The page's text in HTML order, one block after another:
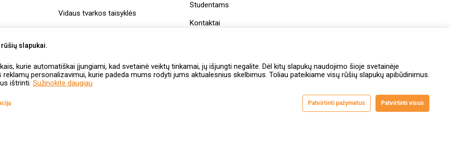
slapukai.
kurie automatiškai įjungiami, kad svetainė veiktų tinkamai, jų išjungti negalite. Dėl kitų slapukų naudojimo šioje svetainėje
personalizavimui, kurie padeda mums rodyti jums aktualesnius skelbimus. Toliau pateikiame visų rūšių slapukų apibūdinimus.
ištrinti. Sužinokite daugiau
Patvirtinti pažymėtus Patvirtinti visus
Vidaus tvarkos taisyklės
Studentams
Kontaktai
savitarna
Susikurk virtualią GINTARINĘ
Apklausos